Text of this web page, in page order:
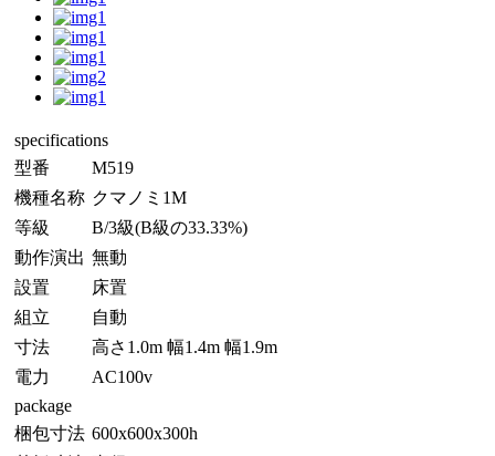
specifications
型番
M519
機種名称 クマノミ1M
等級
B/3級(B級の33.33%)
動作演出 無動
設置
床置
組立
自動
寸法
高さ1.0m 幅1.4m 幅1.9m
電力
AC100v
package
梱包寸法 600x600x300h